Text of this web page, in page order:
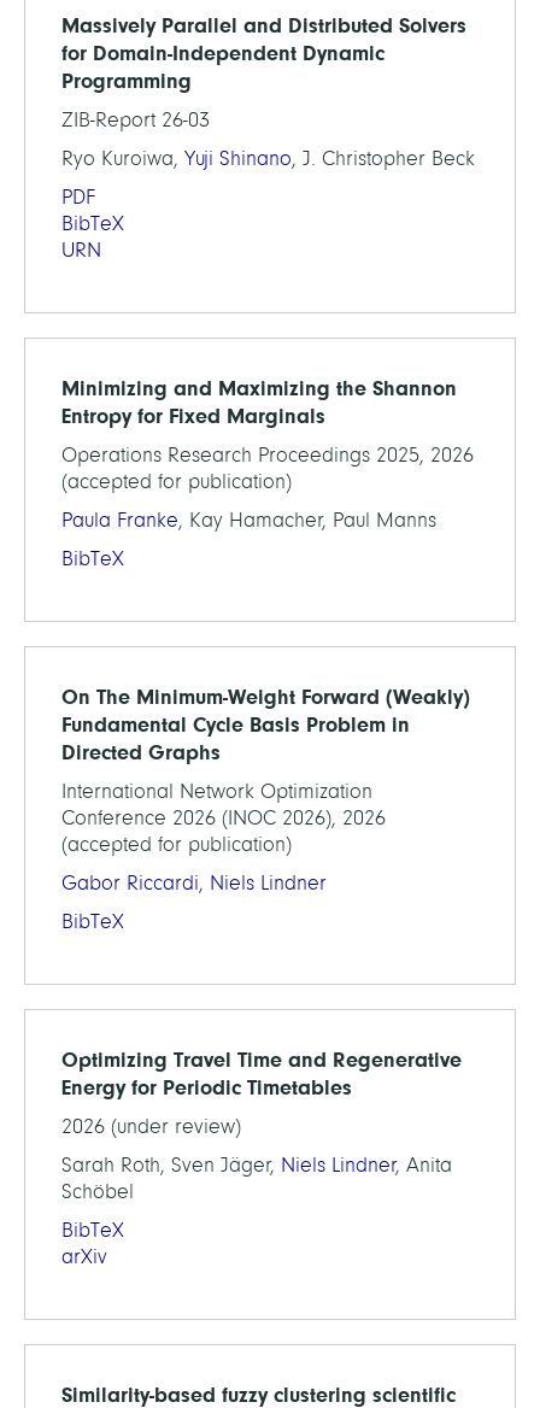
Massively Parallel and Distributed Solvers
for Domain-Independent Dynamic
Programming
ZIB-Report 26-03
Ryo Kuroiwa, Yuji Shinano, J. Christopher Beck
PDF
BibTeX
URN
Minimizing and Maximizing the Shannon
Entropy for Fixed Marginals
Operations Research Proceedings 2025, 2026
(accepted for publication)
Paula Franke, Kay Hamacher, Paul Manns
BibTeX
On The Minimum-Weight Forward (Weakly)
Fundamental Cycle Basis Problem in
Directed Graphs
International Network Optimization
Conference 2026 (INOC 2026), 2026
(accepted for publication)
Gabor Riccardi, Niels Lindner
BibTeX
Optimizing Travel Time and Regenerative
Energy for Periodic Timetables
2026 (under review)
Sarah Roth, Sven Jäger, Niels Lindner, Anita
Schöbel
BibTeX
arXiv
Similarity-based fuzzy clustering scientific